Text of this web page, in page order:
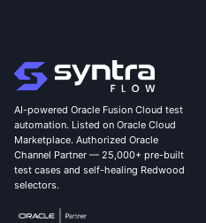
AI-powered Oracle Fusion Cloud test
automation. Listed on Oracle Cloud
Marketplace. Authorized Oracle
Channel Partner — 25,000+ pre-built
test cases and self-healing Redwood
selectors.